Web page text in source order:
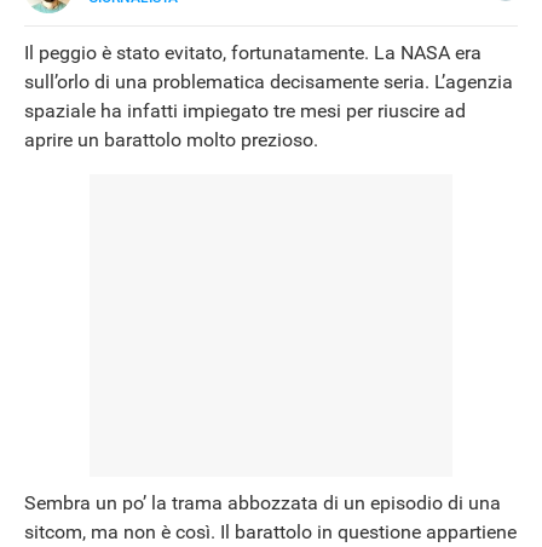
LINKEDIN
accumulato esperienze in TV, redazioni giornalistiche
fisiche e online, così come in TV, come autore, giornalista
e copywriter. Per Libero Tecnologia scrivo nella sezione
Scienza.
Il peggio è stato evitato, fortunatamente. La NASA era
sull’orlo di una problematica decisamente seria. L’agenzia
spaziale ha infatti impiegato tre mesi per riuscire ad
aprire un barattolo molto prezioso.
Sembra un po’ la trama abbozzata di un episodio di una
sitcom, ma non è così. Il barattolo in questione appartiene